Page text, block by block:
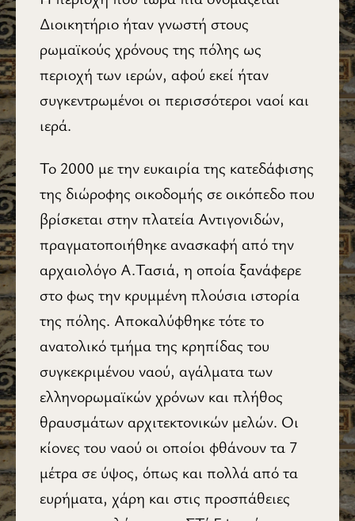
Διοικητήριο ήταν γνωστή στους
ρωμαϊκούς χρόνους της πόλης ως
περιοχή των ιερών, αφού εκεί ήταν
συγκεντρωμένοι οι περισσότεροι ναοί και
ιερά.
Το 2000 με την ευκαιρία της κατεδάφισης
της διώροφης οικοδομής σε οικόπεδο που
βρίσκεται στην πλατεία Αντιγονιδών,
πραγματοποιήθηκε ανασκαφή από την
αρχαιολόγο Α.Τασιά, η οποία ξανάφερε
στο φως την κρυμμένη πλούσια ιστορία
της πόλης. Αποκαλύφθηκε τότε το
ανατολικό τμήμα της κρηπίδας του
συγκεκριμένου ναού, αγάλματα των
ελληνορωμαϊκών χρόνων και πλήθος
θραυσμάτων αρχιτεκτονικών μελών. Οι
κίονες του ναού οι οποίοι φθάνουν τα 7
μέτρα σε ύψος, όπως και πολλά από τα
ευρήματα, χάρη και στις προσπάθειες